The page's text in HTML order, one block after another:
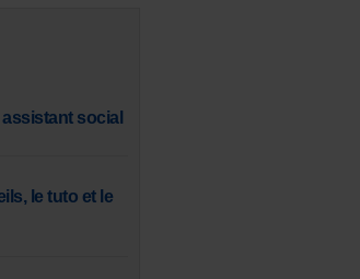
social
le tuto et le